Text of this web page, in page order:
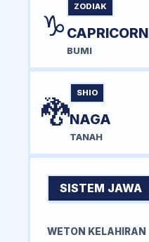
♑
ZODIAK
CAPRICORN
BUMI
🐉
SHIO
NAGA
TANAH
SISTEM JAWA
WETON KELAHIRAN